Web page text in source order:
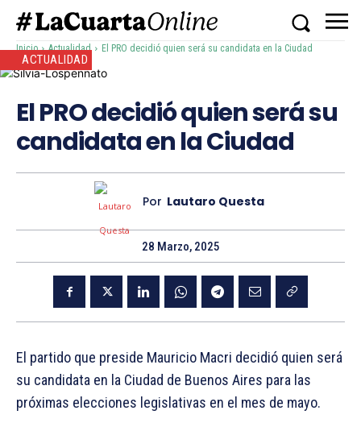
Inicio Actualidad El PRO decidió quien será su candidata en la Ciudad
ACTUALIDAD
El PRO decidió quien será su
candidata en la Ciudad
Por Lautaro Questa
28 Marzo, 2025
El partido que preside Mauricio Macri decidió quien será
su candidata en la Ciudad de Buenos Aires para las
próximas elecciones legislativas en el mes de mayo.